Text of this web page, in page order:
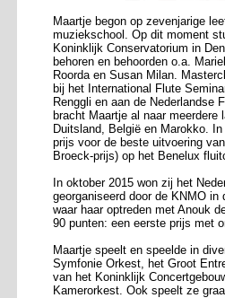
Maartje begon op zevenjarige
muziekschool. Op dit moment
Koninklijk Conservatorium in
behoren en behoorden o.a.
Roorda en Susan Milan.
bij het International Flute
Renggli en aan de Nederlandse
bracht Maartje al naar meerdere
Duitsland, België en Marokko.
prijs voor de beste uitvoering
Broeck-prijs) op het Benelux
In oktober 2015 won zij het
georganiseerd door de KNMO
waar haar optreden met Anouk
90 punten: een eerste prijs met
Maartje speelt en speelde in
Symfonie Orkest, het Groot
van het Koninklijk
Kamerorkest. Ook speelt ze